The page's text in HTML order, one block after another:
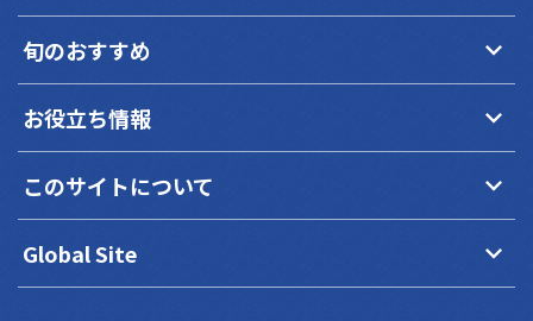
旬のおすすめ keyboard_arrow_down
お役立ち情報 keyboard_arrow_down
このサイトについて keyboard_arrow_down
Global Site keyboard_arrow_down